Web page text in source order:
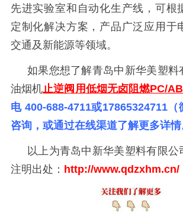
先进实验室和自动化生产线，可根
定制化解决方案，产品广泛应用于
交通及新能源等领域。
如果您想了解青岛中新华美塑料
油烟机止逆阀用低烟无卤阻燃PC/
电 400-688-4711或17865324711（
咨询，或通过在线渠道了解更多详情
以上为青岛中新华美塑料有限
注明出处： http://www.qdzxhm.cn/